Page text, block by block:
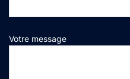
Votre message